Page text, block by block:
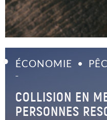
ÉCONOMIE
–
COLLISION EN
PERSONNES